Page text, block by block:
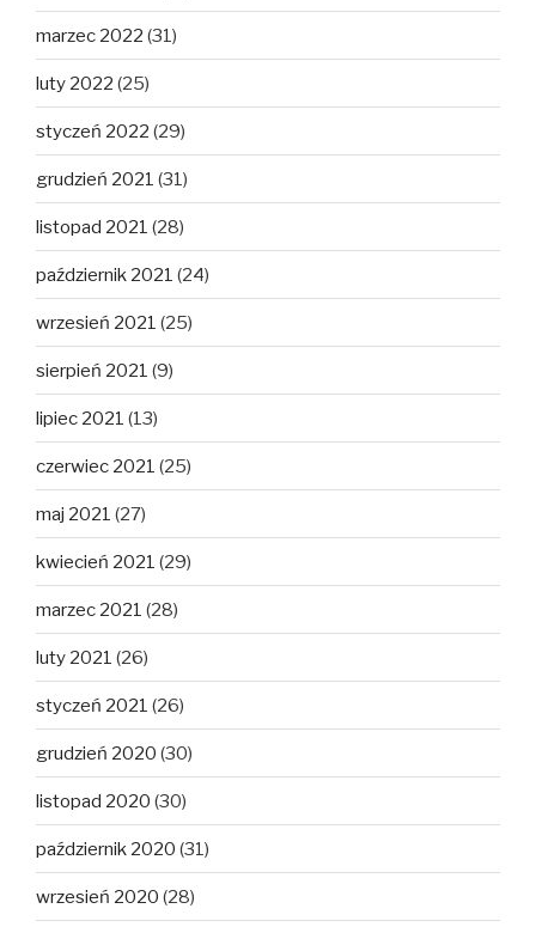
marzec 2022 (31)
luty 2022 (25)
styczeń 2022 (29)
grudzień 2021 (31)
listopad 2021 (28)
październik 2021 (24)
wrzesień 2021 (25)
sierpień 2021 (9)
lipiec 2021 (13)
czerwiec 2021 (25)
maj 2021 (27)
kwiecień 2021 (29)
marzec 2021 (28)
luty 2021 (26)
styczeń 2021 (26)
grudzień 2020 (30)
listopad 2020 (30)
październik 2020 (31)
wrzesień 2020 (28)